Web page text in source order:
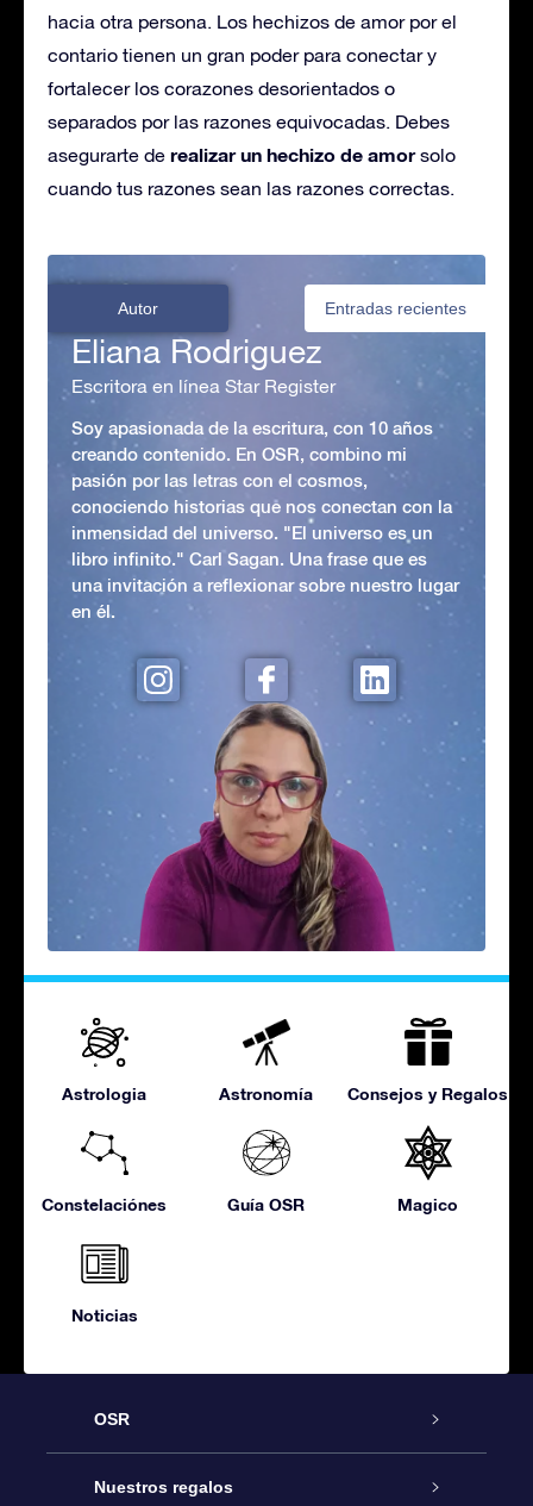
hacia otra persona. Los hechizos de amor por el
contario tienen un gran poder para conectar y
fortalecer los corazones desorientados o
separados por las razones equivocadas. Debes
asegurarte de realizar un hechizo de amorsolo
cuando tus razones sean las razones correctas.
Autor Entradas recientes
Eliana Rodriguez
Escritora en línea Star Register
Soy apasionada de la escritura, con 10 años
creando contenido. En OSR, combino mi
pasión por las letras con el cosmos,
conociendo historias que nos conectan con la
inmensidad del universo. "El universo es un
libro infinito." Carl Sagan. Una frase que es
una invitación a reflexionar sobre nuestro lugar
en él.
Astrologia Astronomía Consejos y Regalos
Constelaciónes Guía OSR Magico
Noticias
OSR
Atención
Nuestros regalos